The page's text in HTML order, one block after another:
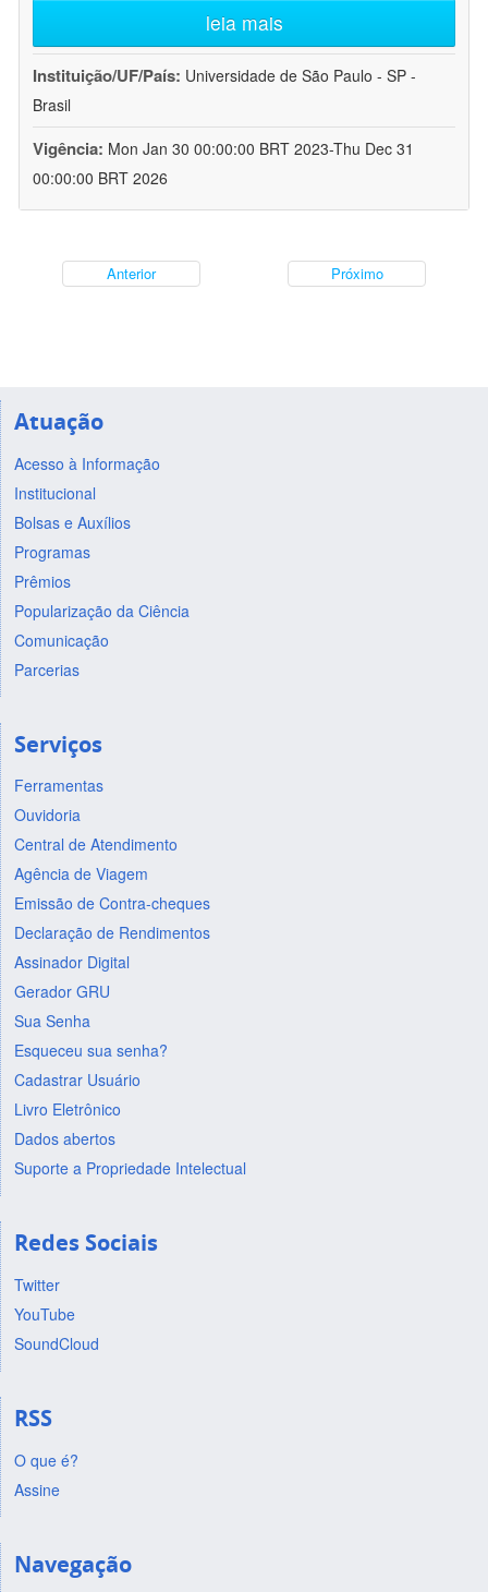
leia mais
Instituição/UF/País: Universidade de São Paulo - SP -
Brasil
Vigência: Mon Jan 30 00:00:00 BRT 2023-Thu Dec 31
00:00:00 BRT 2026
Anterior Próximo
Atuação
Acesso à Informação
Institucional
Bolsas e Auxílios
Programas
Prêmios
Popularização da Ciência
Comunicação
Parcerias
Serviços
Ferramentas
Ouvidoria
Central de Atendimento
Agência de Viagem
Emissão de Contra-cheques
Declaração de Rendimentos
Assinador Digital
Gerador GRU
Sua Senha
Esqueceu sua senha?
Cadastrar Usuário
Livro Eletrônico
Dados abertos
Suporte a Propriedade Intelectual
Redes Sociais
Twitter
YouTube
SoundCloud
RSS
O que é?
Assine
Navegação